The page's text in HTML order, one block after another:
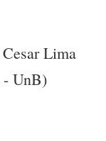
Lima
- UnB)